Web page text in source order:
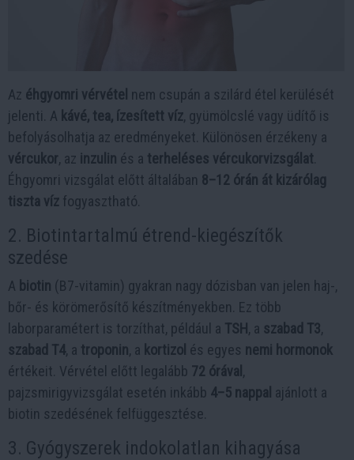
Az éhgyomri vérvétel nem csupán a szilárd étel kerülését
jelenti. A kávé, tea, ízesített víz, gyümölcslé vagy üdítő is
befolyásolhatja az eredményeket. Különösen érzékeny a
vércukor, az inzulin és a terheléses vércukorvizsgálat
Éhgyomri vizsgálat előtt általában 8–12 órán át kizárólag
tiszta víz fogyasztható.
2. Biotintartalmú étrend-kiegészítők
szedése
A biotin (B7-vitamin) gyakran nagy dózisban van jelen haj-,
bőr- és körömerősítő készítményekben. Ez több
laborparamétert is torzíthat, például a TSH, a szabad T3,
szabad T4, a troponin, a kortizol és egyes nemi hormonok
értékeit. Vérvétel előtt legalább 72 órával ,
pajzsmirigyvizsgálat esetén inkább 4–5 nappal ajánlott a
biotin szedésének felfüggesztése.
3. Gyógyszerek indokolatlan kihagyása